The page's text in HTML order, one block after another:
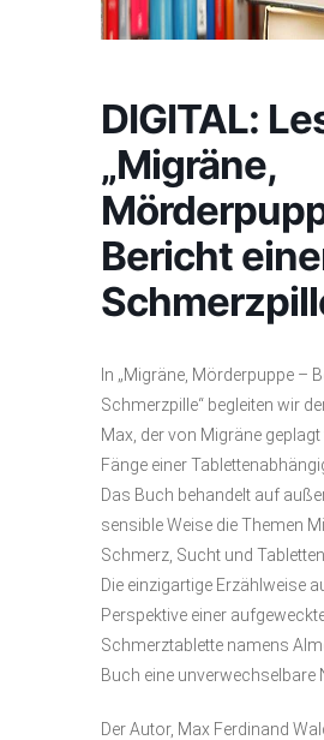
DIGITAL:
„Migräne,
Bericht
In „Migräne, Mörderpuppe –
Schmerzpille“ begleiten wir
Max, der von Migräne
Fänge einer
Das Buch behandelt auf
sensible Weise die Themen
Schmerz, Sucht und
Die einzigartige Erzählweise
Perspektive einer
Schmerztablette namens
Buch eine unverwechselbare
Der Autor, Max Ferdinand